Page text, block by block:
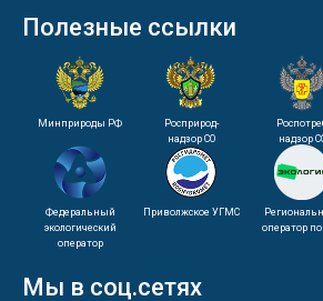
Полезные ссылки
Минприроды РФ
Росприрод-
надзор СО
надзор
Федеральный
экологический
оператор
Приволжское УГМС
оператор
Мы в соц.сетях